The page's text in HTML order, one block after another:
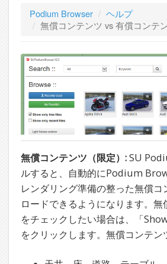
Podium Browser
ヘルプ
無償コンテンツ vs 有償コンテ
無償コンテンツ（限定）:SU
ルすると、自動的にPodium
レンダリング準備の整った無償コ
ロードできるようになります。
をチェックしたい場合は、「
をクリックします。無償コンテン